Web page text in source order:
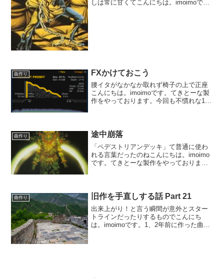
しは常に甘くてこんにちは。imoimoで
曲作り FXかけておこう
腰イタがなかなか取れず椅子の上で正座
こんにちは。imoimoです。てきとーな製
作をやっております。今回も不慣れな12
合っていない様...
曲作り 途中崩落
「ペデストリアンデッキ」て普通に使わ
れる言葉だったのねこんにちは。imoimo
です。てきとーな製作をやっておりま
ゆる固有名詞だと思っ...
曲作り 旧作を手直しする話 Part 21
出来上がり！と言う瞬間が意外とスター
トラインだったりするものでこんにち
は。imoimoです。1、2年前に作った曲を